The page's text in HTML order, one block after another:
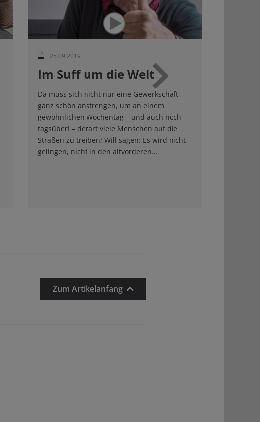
25.09.2019
Im Suff um die Welt
Da muss sich nicht nur eine Gewerkschaft
ganz schön anstrengen, um an einem
gewöhnlichen Wochentag – und auch noch
tagsüber! – derart viele Menschen auf die
Straßen zu treiben! Will sagen: Es wird nicht
gelingen, nicht in den altvorderen…
Weiter
Zum Artikelanfang